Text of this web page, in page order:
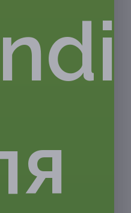
или
количество
услуг:
без ограничения
руб.)
и оформление бороды
входит: